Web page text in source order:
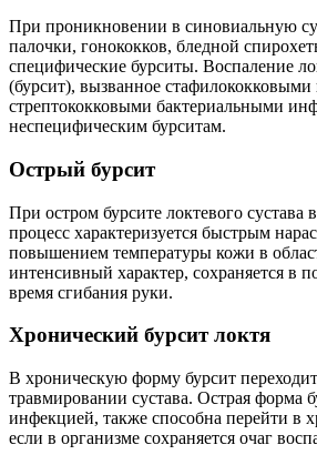
При проникновении в синовиальную
палочки, гонококков, бледной
специфические бурситы. Воспаление
(бурсит), вызванное стафилококковыми
стрептококковыми бактериальными
неспецифическим бурситам.
Острый бурсит
При остром бурсите локтевого сустава
процесс характеризуется быстрым
повышением температуры кожи в
интенсивный характер, сохраняется в
время сгибания руки.
Хронический бурсит локтя
В хроническую форму бурсит
травмировании сустава. Острая форма
инфекцией, также способна перейти в
если в организме сохраняется очаг